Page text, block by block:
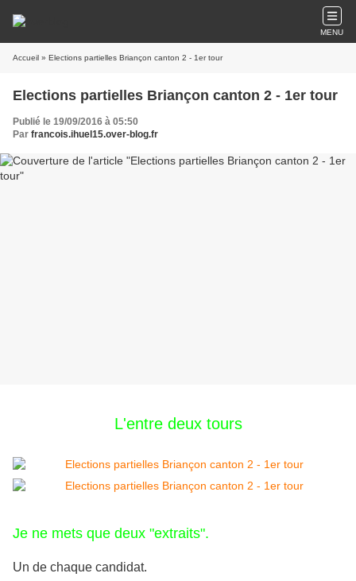
MENU
Accueil » Elections partielles Briançon canton 2 - 1er tour
Elections partielles Briançon canton 2 - 1er tour
Publié le 19/09/2016 à 05:50
Par francois.ihuel15.over-blog.fr
L'entre deux tours
Je ne mets que deux "extraits".
Un de chaque candidat.